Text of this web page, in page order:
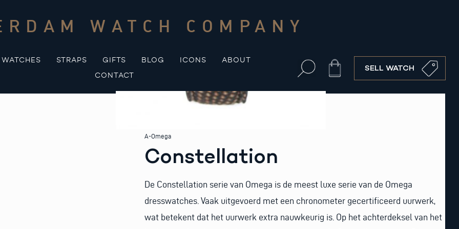
WATCH COMPANY
WATCHES STRAPS GIFTS BLOG ICONS
ABOUT
CONTACT
Cart SELL WATCH
A-Omega
Constellation
De Constellation serie van Omega is de meest luxe serie van de Omega
dresswatches. Vaak uitgevoerd met een chronometer gecertificeerd uurwerk,
wat betekent dat het uurwerk extra nauwkeurig is. Op het achterdeksel van het